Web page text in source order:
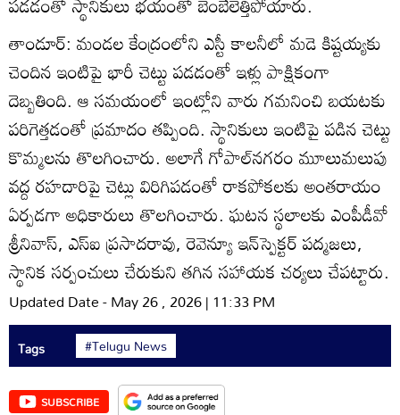
తాండూర్‌: మండల కేంద్రంలోని ఎస్టీ కాలనీలో మడె కిష్టయ్యకు
చెందిన ఇంటిపై భారీ చెట్టు పడడంతో ఇళ్లు పాక్షికంగా
దెబ్బతింది. ఆ సమయంలో ఇంట్లోని వారు గమనించి బయటకు
పరిగెత్తడంతో ప్రమాదం తప్పింది. స్థానికులు ఇంటిపై పడిన చెట్టు
కొమ్మలను తొలగించారు. అలాగే గోపాల్‌నగరం మూలుమలుపు
వద్ద రహదారిపై చెట్లు విరిగిపడంతో రాకపోకలకు అంతరాయం
ఏర్పడగా అధికారులు తొలగించారు. ఘటన స్థలాలకు ఎంపీడీవో
శ్రీనివాస్‌, ఎస్‌ఐ ప్రసాదరావు, రెవెన్యూ ఇన్‌స్పెక్టర్‌ పద్మజలు,
స్థానిక సర్పంచులు చేరుకుని తగిన సహాయక చర్యలు చేపట్టారు.
Updated Date - May 26 , 2026 | 11:33 PM
Tags #Telugu News
SUBSCRIBE